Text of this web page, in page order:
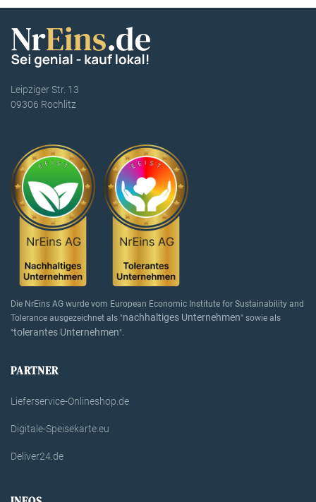
Leipziger Str. 13
09306 Rochlitz
Die NrEins AG wurde vom European Economic Institute for Sustainability and
Tolerance ausgezeichnet als "nachhaltiges Unternehmen" sowie als
"tolerantes Unternehmen".
PARTNER
Lieferservice-Onlineshop.de
Digitale-Speisekarte.eu
Deliver24.de